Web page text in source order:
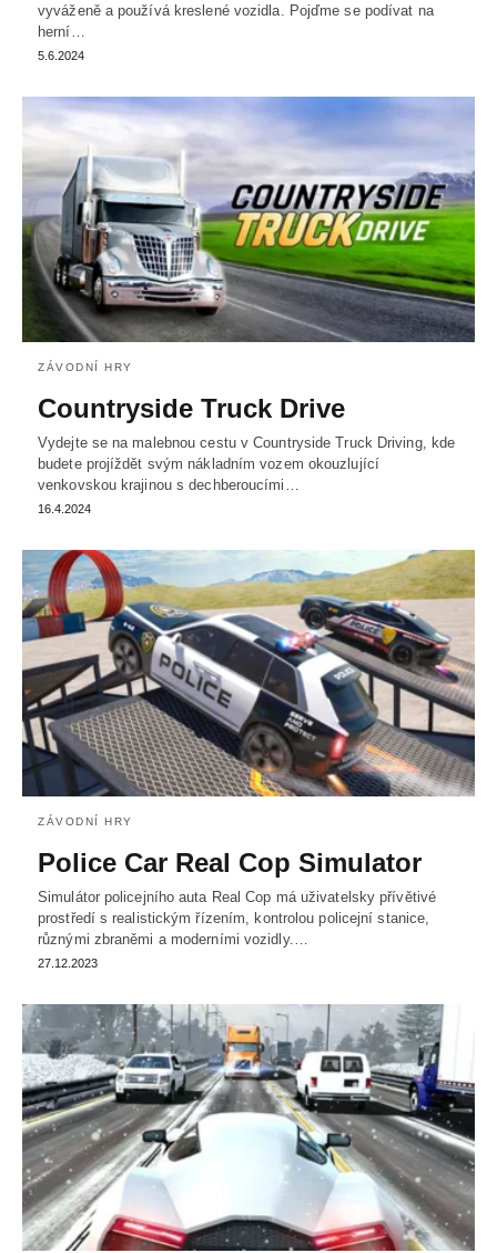
vyváženě a používá kreslené vozidla. Pojďme se podívat na
herní…
5.6.2024
ZÁVODNÍ HRY
Countryside Truck Drive
Vydejte se na malebnou cestu v Countryside Truck Driving, kde
budete projíždět svým nákladním vozem okouzlující
venkovskou krajinou s dechberoucími…
16.4.2024
ZÁVODNÍ HRY
Police Car Real Cop Simulator
Simulátor policejního auta Real Cop má uživatelsky přívětivé
prostředí s realistickým řízením, kontrolou policejní stanice,
různými zbraněmi a moderními vozidly.…
27.12.2023